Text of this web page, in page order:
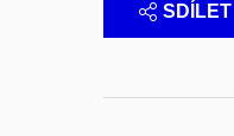
SDÍLET